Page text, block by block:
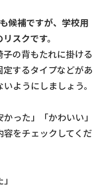
候補ですが、学校用
スクです。
の背もたれに掛ける
するタイプなどがあ
ようにしましょう。
った」「かわいい」
をチェックしてくだ